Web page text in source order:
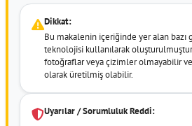
Dikkat:
Bu makalenin içeriğinde yer alan bazı
teknolojisi kullanılarak
fotoğraflar veya çizimler olmayabilir
olarak üretilmiş olabilir.
Uyarılar / Sorumluluk Reddi: